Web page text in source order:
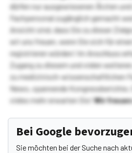
dürfen nur ausgewiesenen Ärzten
Fachpersonal zugänglich gemacht
Ansicht sind, dass Sie zu dieser
wir uns freuen, wenn Sie sich für
registrieren würden! Im Anschluss
Zugang zu diesem und vielen
zu medizinisch-wissenschaftlichen
News, spannende Kongressberichte,
vieles mehr erwarten Sie!Wir
Bei Google
Sie möchten bei der Suche nach